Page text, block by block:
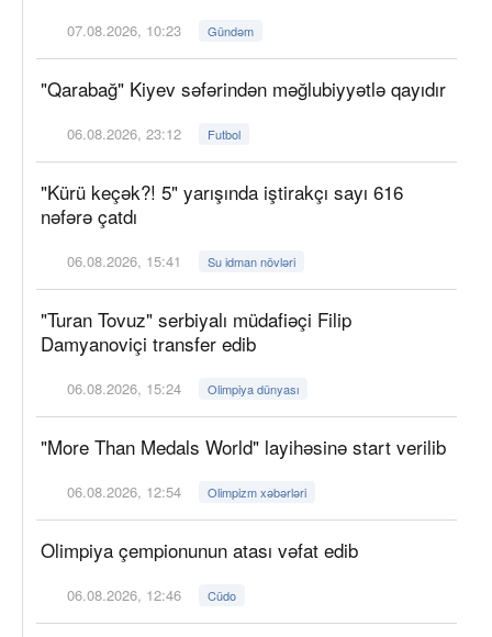
07.08.2026, 10:23 Gündəm
"Qarabağ" Kiyev səfərindən məğlubiyyətlə qayıdır
06.08.2026, 23:12 Futbol
"Kürü keçək?! 5" yarışında iştirakçı sayı 616
nəfərə çatdı
06.08.2026, 15:41 Su idman növləri
"Turan Tovuz" serbiyalı müdafiəçi Filip
Damyanoviçi transfer edib
06.08.2026, 15:24 Olimpiya dünyası
"More Than Medals World" layihəsinə start verilib
06.08.2026, 12:54 Olimpizm xəbərləri
Olimpiya çempionunun atası vəfat edib
06.08.2026, 12:46 Cüdo